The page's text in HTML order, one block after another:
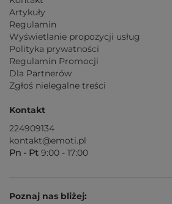
Artykuły
Regulamin
Wyświetlanie propozycji usług
Polityka prywatności
Regulamin Promocji
Dla Partnerów
Zgłoś nielegalne treści
Kontakt
224909134
kontakt@emoti.pl
Pn - Pt 9:00 - 17:00
Poznaj nas bliżej: